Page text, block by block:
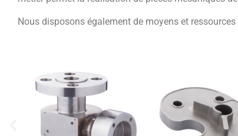
Nous disposons également de moyens et